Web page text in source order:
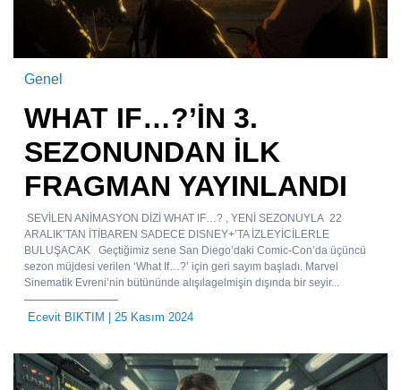
Genel
WHAT IF…?’İN 3.
SEZONUNDAN İLK
FRAGMAN YAYINLANDI
SEVİLEN ANİMASYON DİZİ WHAT IF…? , YENİ SEZONUYLA 22
ARALIK’TAN İTİBAREN SADECE DISNEY+’TA İZLEYİCİLERLE
BULUŞACAK Geçtiğimiz sene San Diego’daki Comic-Con’da üçüncü
sezon müjdesi verilen ‘What If…?’ için geri sayım başladı. Marvel
Sinematik Evreni’nin bütününde alışılagelmişin dışında bir seyir...
Ecevit BIKTIM | 25 Kasım 2024